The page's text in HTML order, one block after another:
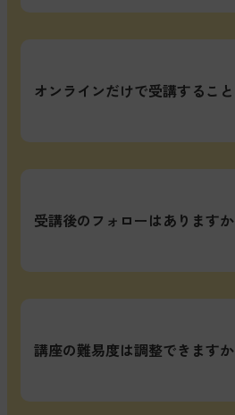
らないことがあれば、いつで
っています。
の具体的な使い方を、実例を
法に焦点を当てているので、
オンラインだけで受講するこ
面では集中できる環境とチュ
のライフスタイルに合わせて
受講後のフォローはあります
かす過程で、新たな課題が出
走し、あなたの成長を支援し
講座の難易度は調整できます